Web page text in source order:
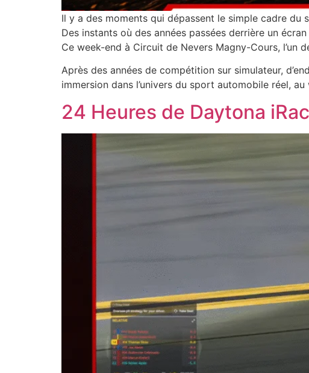
Il y a des moments qui dépassent le simple cadre du
Des instants où des années passées derrière un
Ce week-end à Circuit de Nevers Magny-Cours, l’un
Après des années de compétition sur simulateur,
immersion dans l’univers du sport automobile réel, au
24 Heures de Daytona